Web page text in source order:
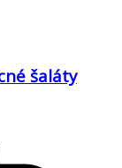
šaláty